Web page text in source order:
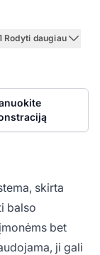
Rodyti daugiau
skirta
balso
bet
ji gali